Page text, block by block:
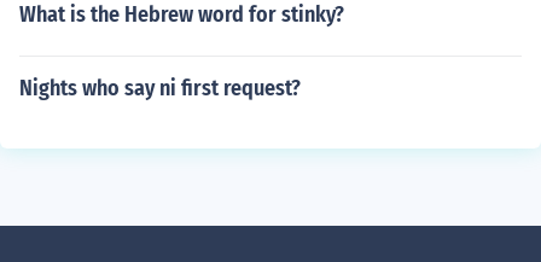
What is the Hebrew word for stinky?
Nights who say ni first request?